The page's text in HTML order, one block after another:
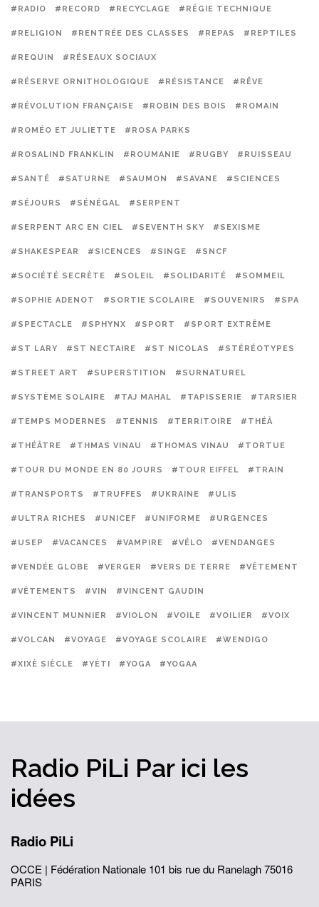
#RADIO #RECORD #RECYCLAGE #RÉGIE TECHNIQUE
#RELIGION #RENTRÉE DES CLASSES #REPAS #REPTILES
#REQUIN #RÉSEAUX SOCIAUX
#RÉSERVE ORNITHOLOGIQUE #RÉSISTANCE #RÊVE
#RÉVOLUTION FRANÇAISE #ROBIN DES BOIS #ROMAIN
#ROMÉO ET JULIETTE #ROSA PARKS
#ROSALIND FRANKLIN #ROUMANIE #RUGBY #RUISSEAU
#SANTÉ #SATURNE #SAUMON #SAVANE #SCIENCES
#SÉJOURS #SÉNÉGAL #SERPENT
#SERPENT ARC EN CIEL #SEVENTH SKY #SEXISME
#SHAKESPEAR #SICENCES #SINGE #SNCF
#SOCIÉTÉ SECRÈTE #SOLEIL #SOLIDARITÉ #SOMMEIL
#SOPHIE ADENOT #SORTIE SCOLAIRE #SOUVENIRS #SPA
#SPECTACLE #SPHYNX #SPORT #SPORT EXTRÊME
#ST LARY #ST NECTAIRE #ST NICOLAS #STÉRÉOTYPES
#STREET ART #SUPERSTITION #SURNATUREL
#SYSTÈME SOLAIRE #TAJ MAHAL #TAPISSERIE #TARSIER
#TEMPS MODERNES #TENNIS #TERRITOIRE #THÉÂ
#THÉÂTRE #THMAS VINAU #THOMAS VINAU #TORTUE
#TOUR DU MONDE EN 80 JOURS #TOUR EIFFEL #TRAIN
#TRANSPORTS #TRUFFES #UKRAINE #ULIS
#ULTRA RICHES #UNICEF #UNIFORME #URGENCES
#USEP #VACANCES #VAMPIRE #VÉLO #VENDANGES
#VENDÉE GLOBE #VERGER #VERS DE TERRE #VÊTEMENT
#VÊTEMENTS #VIN #VINCENT GAUDIN
#VINCENT MUNNIER #VIOLON #VOILE #VOILIER #VOIX
#VOLCAN #VOYAGE #VOYAGE SCOLAIRE #WENDIGO
#XIXÈ SIÈCLE #YÉTI #YOGA #YOGAA
Radio PiLi Par ici les
idées
Radio PiLi
OCCE | Fédération Nationale 101 bis rue du Ranelagh75016
PARIS